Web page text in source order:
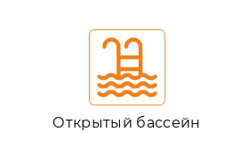
Открытый бассейн